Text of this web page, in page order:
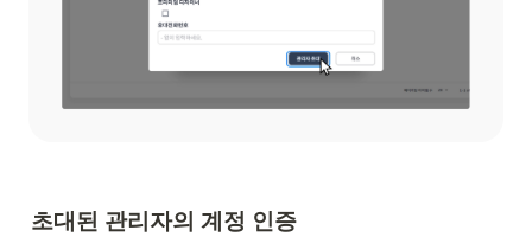
초대된 관리자의 계정 인증